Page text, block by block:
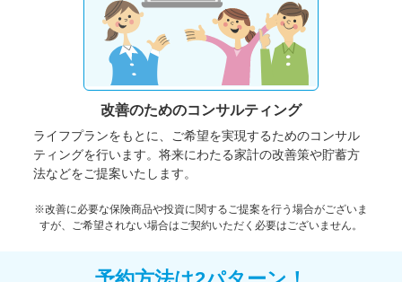
改善のためのコンサルティング
ライフプランをもとに、ご希望を実現するためのコンサル
ティングを行います。将来にわたる家計の改善策や貯蓄方
法などをご提案いたします。
※改善に必要な保険商品や投資に関するご提案を行う場合がございま
すが、ご希望されない場合はご契約いただく必要はございません。